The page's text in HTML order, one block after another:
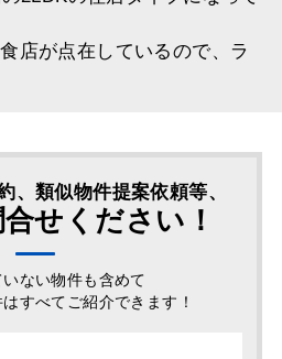
店が点在しているので、ラ
、類似物件提案依頼等、
せください！
ない物件も含めて
すべてご紹介できます！